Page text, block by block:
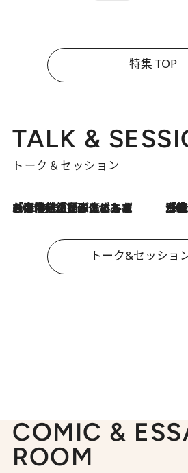
特集 TOP
TALK &
トーク＆セッション
2026.8.3
「今後値上げがあるとすれば…」「リスクがあるのは今年の冬」エネルギー専門家が語る、ホルムズ海峡封鎖が家庭にもたらす“ある心配” 「住宅建てられない…」「サーチャージ
トーク&セッショ
COMIC &
ROOM